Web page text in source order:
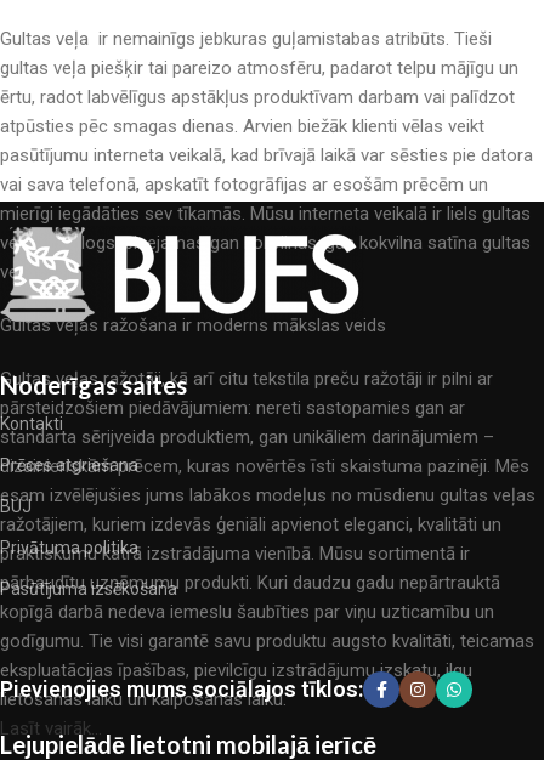
Gultas veļa ir nemainīgs jebkuras guļamistabas atribūts. Tieši
gultas veļa piešķir tai pareizo atmosfēru, padarot telpu mājīgu un
ērtu, radot labvēlīgus apstākļus produktīvam darbam vai palīdzot
atpūsties pēc smagas dienas. Arvien biežāk klienti vēlas veikt
pasūtījumu interneta veikalā, kad brīvajā laikā var sēsties pie datora
vai sava telefonā, apskatīt fotogrāfijas ar esošām prēcēm un
mierīgi iegādāties sev tīkamās. Mūsu interneta veikalā ir liels gultas
veļas katalogs: pieejamas gan kokvilnas, gan kokvilna satīna gultas
veļas.
Gultas veļas ražošana ir moderns mākslas veids
Gultas veļas ražotāji, kā arī citu tekstila preču ražotāji ir pilni ar
pārsteidzošiem piedāvājumiem: nereti sastopamies gan ar
standarta sērijveida produktiem, gan unikāliem darinājumiem –
dizainieriskām prēcem, kuras novērtēs īsti skaistuma pazinēji. Mēs
esam izvēlējušies jums labākos modeļus no mūsdienu gultas veļas
ražotājiem, kuriem izdevās ģeniāli apvienot eleganci, kvalitāti un
praktiskumu katrā izstrādājuma vienībā. Mūsu sortimentā ir
pārbaudītu uzņēmumu produkti. Kuri daudzu gadu nepārtrauktā
kopīgā darbā nedeva iemeslu šaubīties par viņu uzticamību un
godīgumu. Tie visi garantē savu produktu augsto kvalitāti, teicamas
ekspluatācijas īpašības, pievilcīgu izstrādājumu izskatu, ilgu
lietošanas laiku un kalpošanas laiku.
Lasīt vairāk...
Noderīgas saites
Kontakti
Prēces atgriešana
BUJ
Privātuma politika
Pasūtījuma izsēkošana
Pievienojies mums sociālajos tīklos:
Lejupielādē lietotni mobilajā ierīcē